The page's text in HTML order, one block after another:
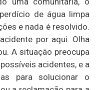
de água limpa
e nada é resolvido.
por aqui. Olha
A situação preocupa
acidentes, e a
para solucionar o